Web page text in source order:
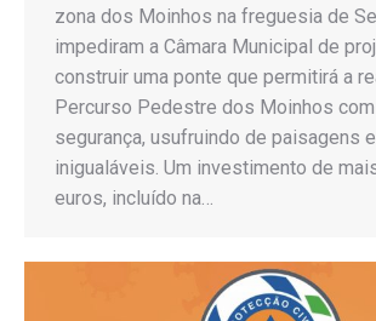
zona dos Moinhos na freguesia de
impediram a Câmara Municipal de
construir uma ponte que permitirá a
Percurso Pedestre dos Moinhos
segurança, usufruindo de paisagens
inigualáveis. Um investimento de
euros, incluído na…